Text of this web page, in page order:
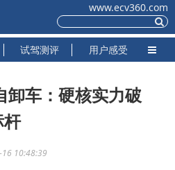
www.ecv360.com
试驾测评 用户感受
卸车：硬核实力破
杆
10:48:39